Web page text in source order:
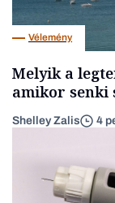
Vélemény
Melyik a
amikor senki
Shelley Zalis 4